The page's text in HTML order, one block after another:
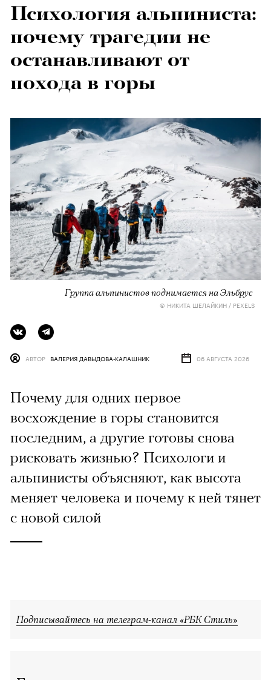
Психология альпиниста:
почему трагедии не
останавливают от
похода в горы
Группа альпинистов поднимается на Эльбрус
© НИКИТА ШЕЛАЙКИН / PEXELS
АВТОР ВАЛЕРИЯ ДАВЫДОВА-КАЛАШНИК 06 АВГУСТА 2026
Почему для одних первое
восхождение в горы становится
последним, а другие готовы снова
рисковать жизнью? Психологи и
альпинисты объясняют, как высота
меняет человека и почему к ней тянет
с новой силой
Подписывайтесь на телеграм-канал «РБК Стиль»